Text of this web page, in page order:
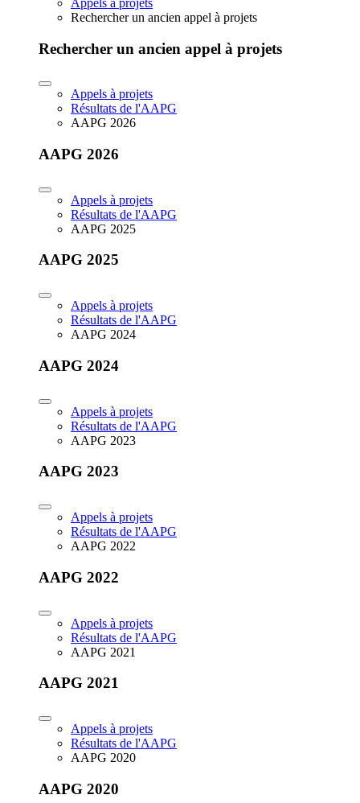
Rechercher un ancien appel à projets
Rechercher un ancien appel à projets
Appels à projets
Résultats de l'AAPG
AAPG 2026
AAPG 2026
Appels à projets
Résultats de l'AAPG
AAPG 2025
AAPG 2025
Appels à projets
Résultats de l'AAPG
AAPG 2024
AAPG 2024
Appels à projets
Résultats de l'AAPG
AAPG 2023
AAPG 2023
Appels à projets
Résultats de l'AAPG
AAPG 2022
AAPG 2022
Appels à projets
Résultats de l'AAPG
AAPG 2021
AAPG 2021
Appels à projets
Résultats de l'AAPG
AAPG 2020
AAPG 2020